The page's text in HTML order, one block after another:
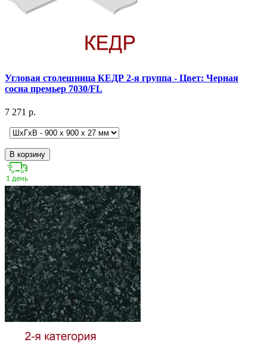
Угловая столешница КЕДР 2-я группа - Цвет: Черная
сосна премьер 7030/FL
7 271 р.
В корзину